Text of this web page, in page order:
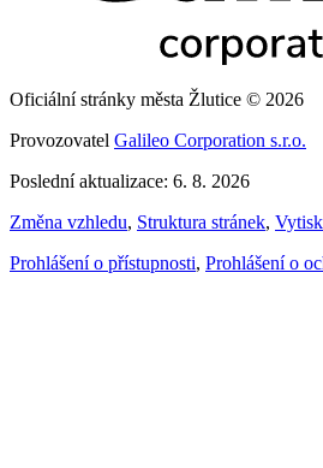
Oficiální stránky města Žlutice © 2026
Provozovatel Galileo Corporation s.r.o.
Poslední aktualizace: 6. 8. 2026
Změna vzhledu, Struktura stránek,
Prohlášení o přístupnosti, Prohlášení o